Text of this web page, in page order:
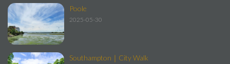
Poole
2025-05-30
Southampton｜City Walk